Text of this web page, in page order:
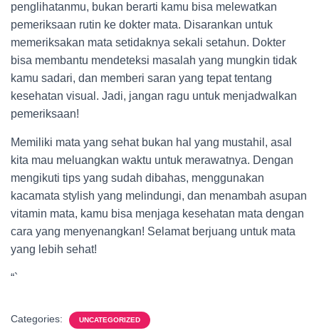
penglihatanmu, bukan berarti kamu bisa melewatkan
pemeriksaan rutin ke dokter mata. Disarankan untuk
memeriksakan mata setidaknya sekali setahun. Dokter
bisa membantu mendeteksi masalah yang mungkin tidak
kamu sadari, dan memberi saran yang tepat tentang
kesehatan visual. Jadi, jangan ragu untuk menjadwalkan
pemeriksaan!
Memiliki mata yang sehat bukan hal yang mustahil, asal
kita mau meluangkan waktu untuk merawatnya. Dengan
mengikuti tips yang sudah dibahas, menggunakan
kacamata stylish yang melindungi, dan menambah asupan
vitamin mata, kamu bisa menjaga kesehatan mata dengan
cara yang menyenangkan! Selamat berjuang untuk mata
yang lebih sehat!
“`
Categories: UNCATEGORIZED